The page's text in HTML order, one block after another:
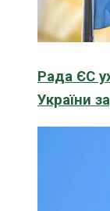
Рада ЄС
України